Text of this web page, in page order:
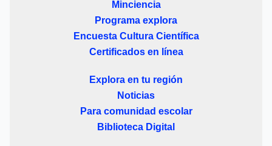
Minciencia
Programa explora
Encuesta Cultura Científica
Certificados en línea
Explora en tu región
Noticias
Para comunidad escolar
Biblioteca Digital